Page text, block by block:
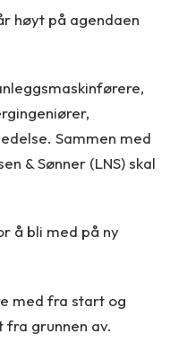
høyt på agendaen
Sammen med
& Sønner (LNS) skal
å bli med på ny
med fra start og
fra grunnen av.